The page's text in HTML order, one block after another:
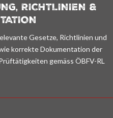
RICHTLINIEN &
Gesetze, Richtlinien und
korrekte Dokumentation der
gemäss ÖBFV-RL